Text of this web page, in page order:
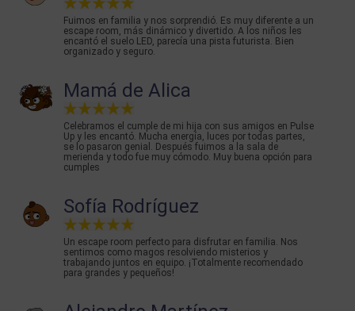
Fuimos en familia y nos sorprendió. Es muy diferente a un
escape room, más dinámico y divertido. A los niños les
encantó el suelo LED, parecía una pista futurista. Bien
organizado y seguro.
Mamá de Alica
Celebramos el cumple de mi hija con sus amigos en Pulse
Up y les encantó. Mucha energía, luces por todas partes,
se lo pasaron genial. Después fuimos a la sala de
merienda y todo fue muy cómodo. Muy buena opción para
cumples
Sofía Rodríguez
Un escape room perfecto para disfrutar en familia. Nos
sentimos como magos resolviendo misterios y
trabajando juntos en equipo. ¡Totalmente recomendado
para grandes y pequeños!